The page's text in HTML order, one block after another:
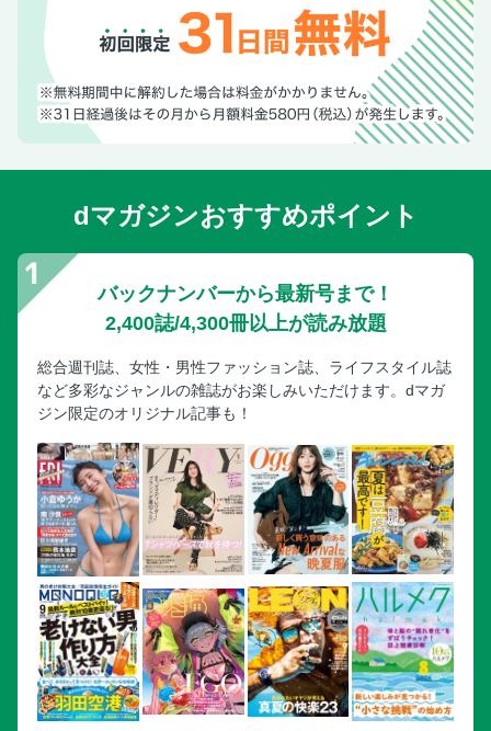
dマガジンおすすめポイント
バックナンバーから最新号まで！
2,400誌/4,300冊以上が読み放題
総合週刊誌、女性・男性ファッション誌、ライフスタイル誌
など多彩なジャンルの雑誌がお楽しみいただけます。dマガ
ジン限定のオリジナル記事も！